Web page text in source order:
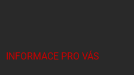
INFORMACE PRO VÁS